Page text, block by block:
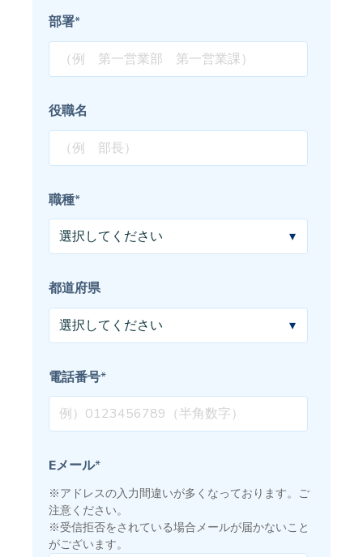
部署*
役職名
職種*
都道府県
電話番号*
Eメール*
※アドレスの入力間違いが多くなっております。ご
注意ください。
※受信拒否をされている場合メールが届かないこと
がございます。